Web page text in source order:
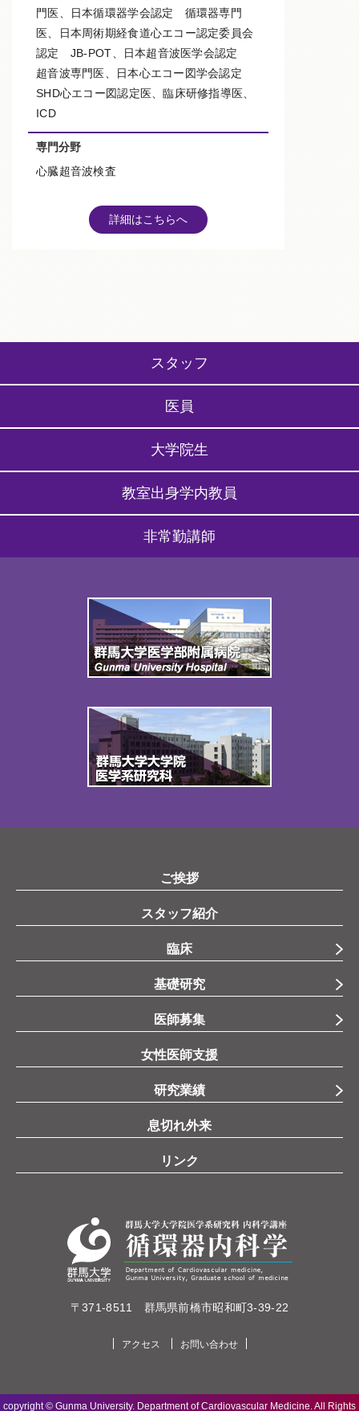
門医、日本循環器学会認定 循環器専門
医、
日本周術期経食道心エコー認定委員会
認定 JB-POT、日本超音波医学会認定
超音波専門医、日本心エコー図学会認定
SHD心エコー図認定医、臨床研修指導医、
ICD
専門分野
心臓超音波検査
詳細はこちらへ
スタッフ
医員
大学院生
教室出身学内教員
非常勤講師
ご挨拶
スタッフ紹介
臨床
基礎研究
医師募集
女性医師支援
研究業績
息切れ外来
リンク
〒371-8511 群馬県前橋市昭和町3-39-22
アクセス お問い合わせ
copyright © Gunma University. Department of Cardiovascular Medicine. All Rights